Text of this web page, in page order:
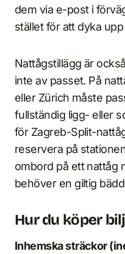
dem via e-post i
stället för att dyka
Nattågstillägg är
inte av passet. På
eller Zürich måste
fullständig ligg- eller
för Zagreb-Split-
reservera på
ombord på ett nattåg
behöver en giltig
Hur du köper
Inhemska sträckor